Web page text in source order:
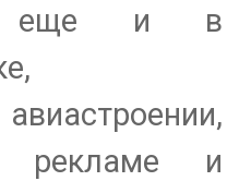
еще и в
рекламе и